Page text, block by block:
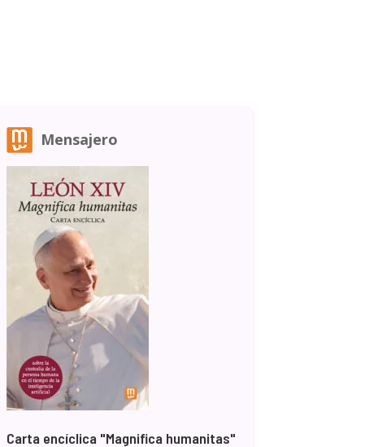
Mensajero
Carta encíclica "Magnifica humanitas"